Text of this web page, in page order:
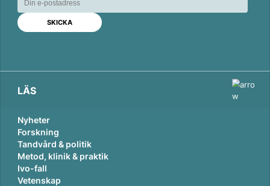
I
n
o
k
LÄS
Nyheter
Forskning
Tandvård & politik
Metod, klinik & praktik
Ivo-fall
Vetenskap